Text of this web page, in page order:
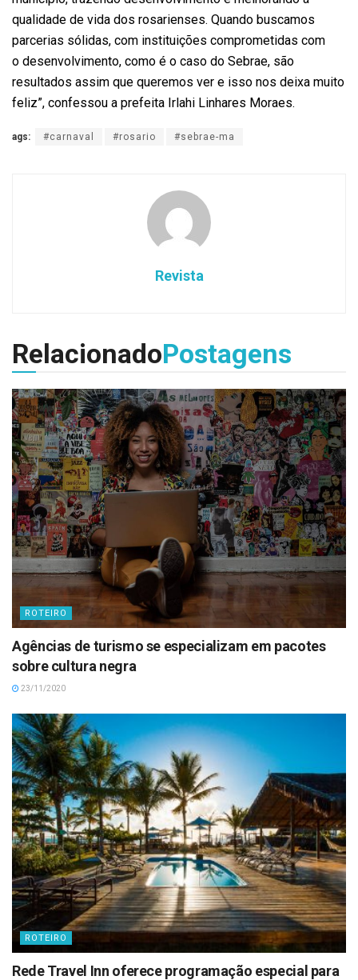
qualidade de vida dos rosarienses. Quando buscamos
parcerias sólidas, com instituições comprometidas com
o desenvolvimento, como é o caso do Sebrae, são
resultados assim que queremos ver e isso nos deixa muito
feliz”, confessou a prefeita Irlahi Linhares Moraes.
ags: #carnaval #rosario #sebrae-ma
Revista
RelacionadoPostagens
ROTEIRO
Agências de turismo se especializam em pacotes
sobre cultura negra
23/11/2020
ROTEIRO
Rede Travel Inn oferece programação especial para